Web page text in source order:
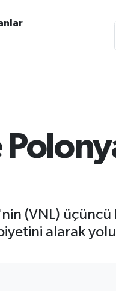
(VNL) üçüncü
alarak